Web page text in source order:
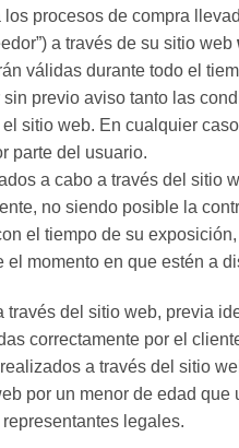
procesos de compra
a través de su sitio web
válidas durante todo el
previo aviso tanto las
sitio web. En cualquier
parte del usuario.
a cabo a través del
no siendo posible la
el tiempo de su
momento en que estén a
del sitio web, previa
correctamente por el
a través del sitio
por un menor de edad
legales.